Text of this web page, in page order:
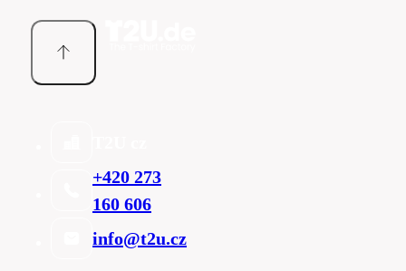
+420 273
160 606
info@t2u.cz